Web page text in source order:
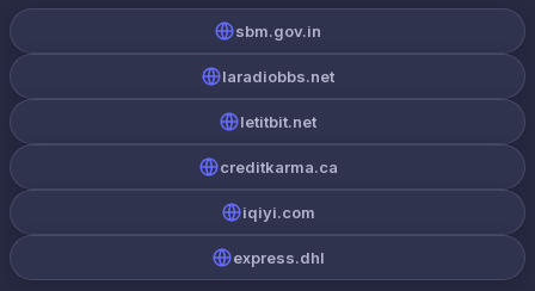
sbm.gov.in
laradiobbs.net
letitbit.net
creditkarma.ca
iqiyi.com
express.dhl